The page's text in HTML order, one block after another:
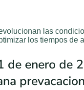
las
los tiempos de
de enero de